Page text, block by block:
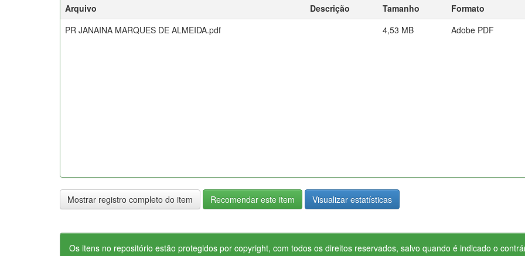
Arquivo
Descrição Tamanho
Formato
PR JANAINA MARQUES DE ALMEIDA.pdf
4,53 MB Adobe PDF
Mostrar registro completo do item Recomendar este item Visualizar estatísticas
Os itens no repositório estão protegidos por copyright, com todos os direitos reservados, salvo quando é indicado o